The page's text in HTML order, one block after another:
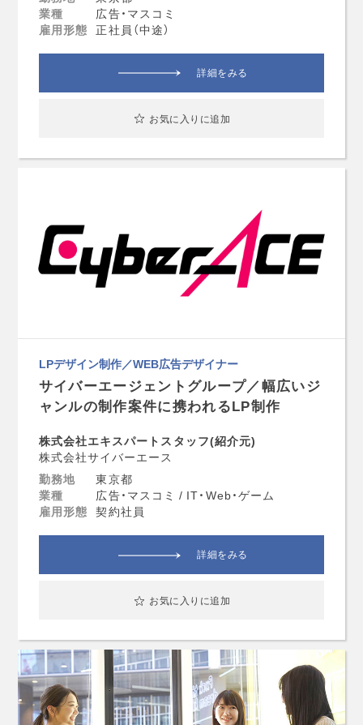
業種
広告・マスコミ
雇用形態 正社員（中途）
詳細をみる
お気に入りに追加
LPデザイン制作／WEB広告デザイナー
サイバーエージェントグループ／幅広いジ
ャンルの制作案件に携われるLP制作
株式会社エキスパートスタッフ(紹介元)
株式会社サイバーエース
勤務地
東京都
業種
広告・マスコミ / IT・Web・ゲーム
雇用形態 契約社員
詳細をみる
お気に入りに追加